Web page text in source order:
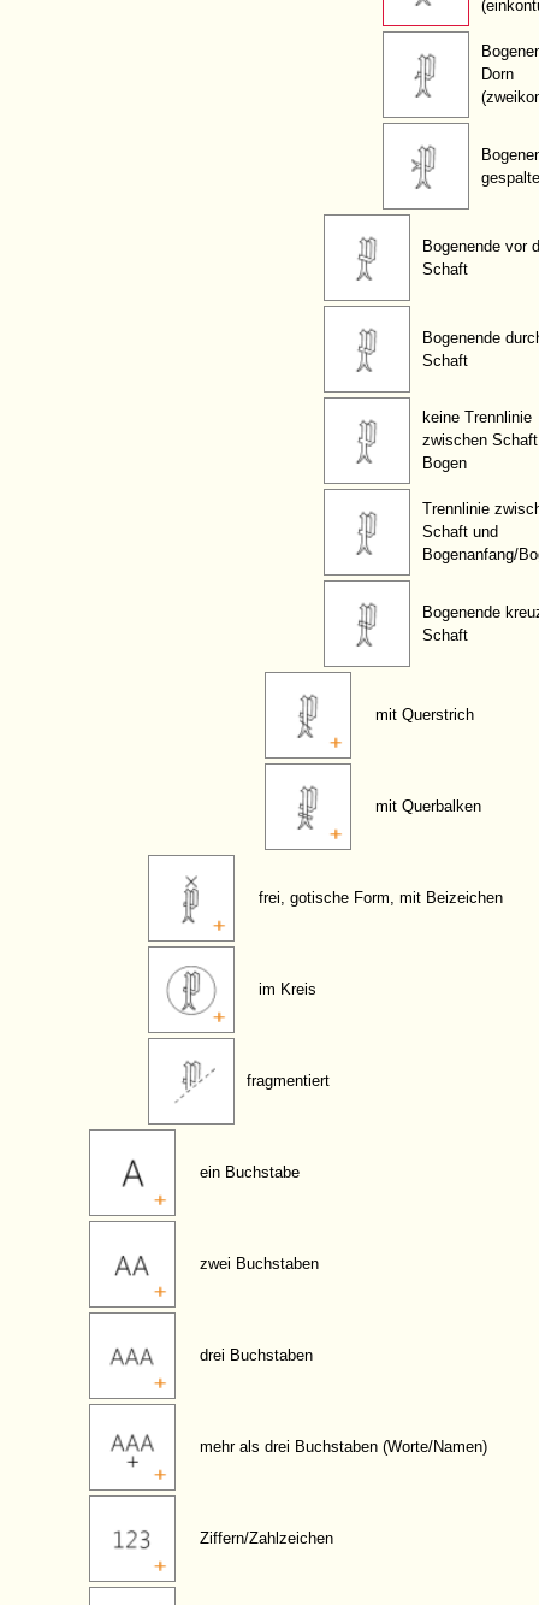
Dorn
Bogenende vor
Schaft
Bogenende
Schaft
keine Trennlinie
zwischen
Bogen
Trennlinie
Schaft und
Bogenanfang/
Bogenende
Schaft
mit Querstrich
mit Querbalken
frei, gotische Form, mit Beizeichen
im Kreis
fragmentiert
ein Buchstabe
zwei Buchstaben
drei Buchstaben
mehr als drei Buchstaben (Worte/Namen)
Ziffern/Zahlzeichen